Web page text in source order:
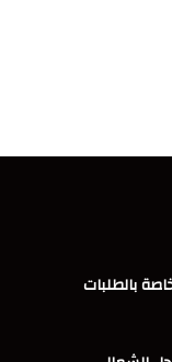
بالطلبات